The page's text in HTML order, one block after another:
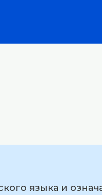
языка и